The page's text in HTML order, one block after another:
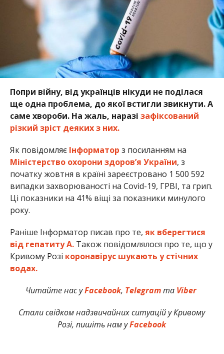
Попри війну, від українців нікуди не поділася
ще одна проблема, до якої встигли звикнути. А
саме хвороби. На жаль, наразі зафіксований
різкий зріст деяких з них.
Як повідомляє Інформатор з посиланням на
Міністерство охорони здоров’я України, з
початку жовтня в країні зареєстровано 1 500 592
випадки захворюваності на Covid-19, ГРВІ, та грип.
Ці показники на 41% віщі за показники минулого
року.
Раніше Інформатор писав про те, як вберегтися
від гепатиту А.Також повідомлялося про те, що у
Кривому Розі коронавірус шукають у стічних
водах.
Читайте нас уFacebook, Telegramта Viber
Стали свідком надзвичайних ситуацій у Кривому
Розі, пишіть нам уFacebook